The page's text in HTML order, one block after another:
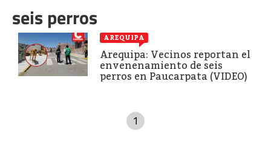
seis perros
AREQUIPA
Arequipa: Vecinos reportan el
envenenamiento de seis
perros en Paucarpata (VIDEO)
1